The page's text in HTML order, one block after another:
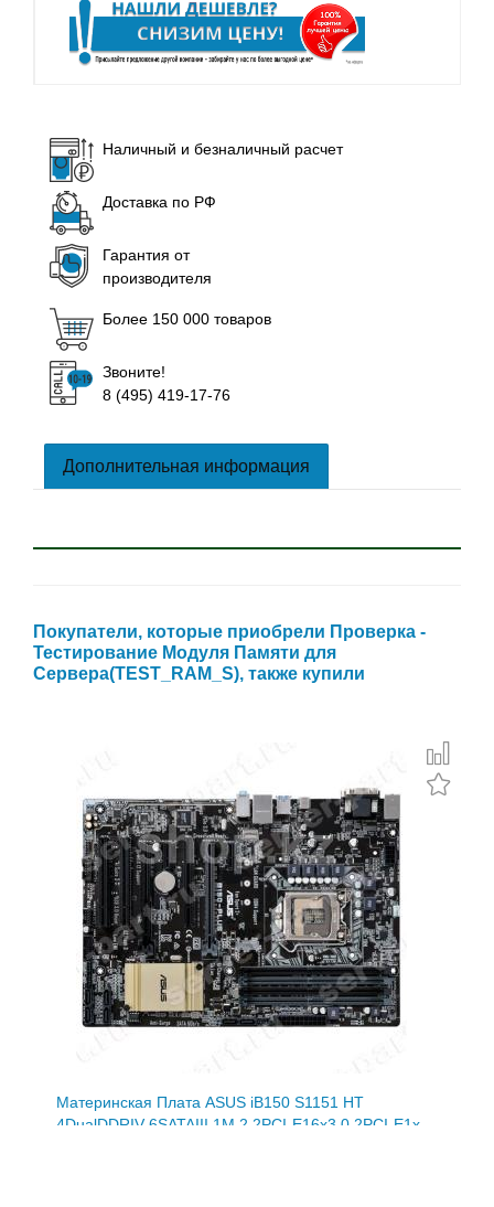
Наличный и безналичный расчет
Доставка по РФ
Гарантия от
производителя
Более 150 000 товаров
Звоните!
8 (495) 419-17-76
Дополнительная информация
Покупатели, которые приобрели Проверка -
Тестирование Модуля Памяти для
Сервера(TEST_RAM_S), также купили
Материнская Плата ASUS iB150 S1151 HT
4DualDDRIV 6SATAIII 1M.2 2PCI-E16x3.0 2PCI-E1x